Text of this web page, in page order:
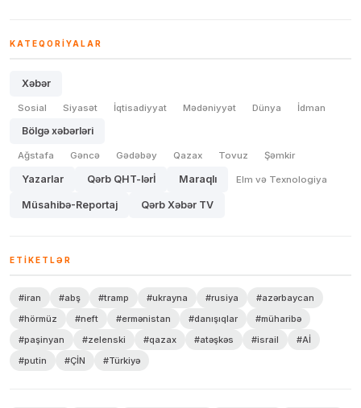
KATEQORIYALAR
Xəbər
Sosial Siyasət İqtisadiyyat Mədəniyyət Dünya İdman
Bölgə xəbərləri
Ağstafa Gəncə Gədəbəy Qazax Tovuz Şəmkir
Yazarlar Qərb QHT-lərİ Maraqlı Elm və Texnologiya
Müsahibə-Reportaj Qərb Xəbər TV
ETIKETLƏR
#iran #abş #tramp #ukrayna #rusiya
#azərbaycan
#hörmüz
#neft #ermənistan #danışıqlar
#müharibə
#paşinyan
#zelenski #qazax #atəşkəs #israil
#Aİ
#putin
#ÇİN #Türkiyə